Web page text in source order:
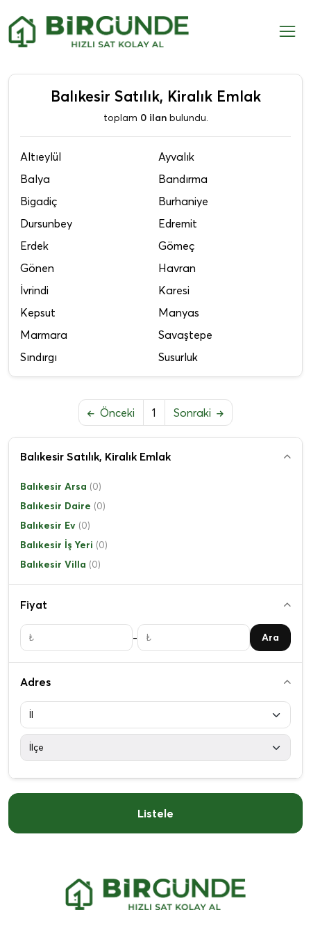
Balıkesir Satılık, Kiralık Emlak
Balıkesir Arsa (0)
Balıkesir Daire (0)
Balıkesir Ev (0)
Balıkesir İş Yeri (0)
Balıkesir Villa (0)
Fiyat
- Ara
Adres
Listele
Balıkesir Satılık, Kiralık Emlak
toplam 0 ilanbulundu.
Altıeylül
Ayvalık
Balya
Bandırma
Bigadiç
Burhaniye
Dursunbey
Edremit
Erdek
Gömeç
Gönen
Havran
İvrindi
Karesi
Kepsut
Manyas
Marmara
Savaştepe
Sındırgı
Susurluk
Önceki 1 Sonraki